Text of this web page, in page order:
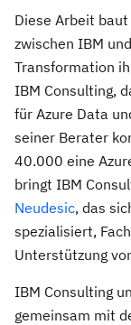
Diese Arbeit
zwischen IBM
Transformation
IBM Consulting,
für Azure Data
seiner Berater
40.000 eine
bringt IBM
Neudesic, das
spezialisiert,
Unterstützung
IBM Consulting
gemeinsam mit